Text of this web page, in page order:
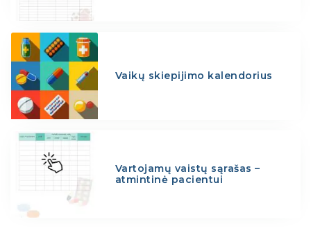
Vaikų skiepijimo kalendorius
Vartojamų vaistų sąrašas –
atmintinė pacientui